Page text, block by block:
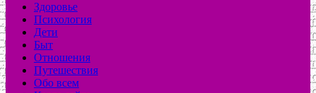
Здоровье
Психология
Дети
Быт
Отношения
Путешествия
Обо всем